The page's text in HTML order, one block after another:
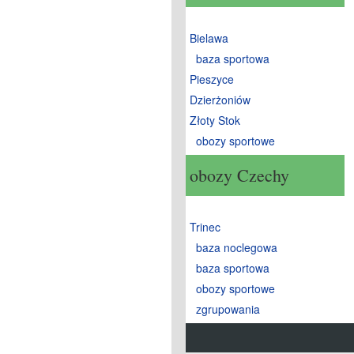
Bielawa
baza sportowa
Pieszyce
Dzierżoniów
Złoty Stok
obozy sportowe
obozy Czechy
Trinec
baza noclegowa
baza sportowa
obozy sportowe
zgrupowania